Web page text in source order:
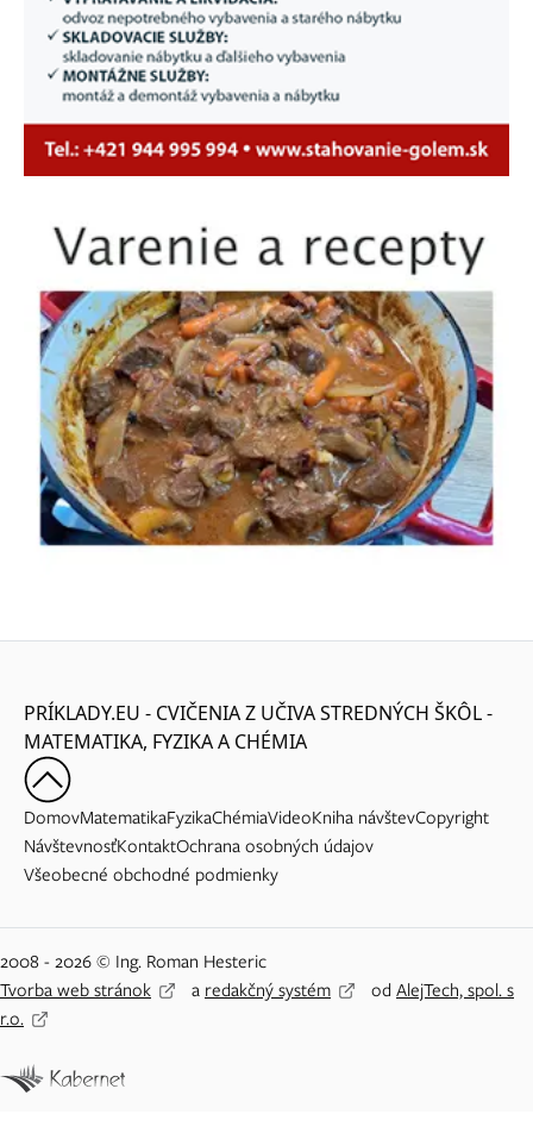
PRÍKLADY.EU - CVIČENIA Z UČIVA STREDNÝCH ŠKÔL -
MATEMATIKA, FYZIKA A CHÉMIA
DomovMatematikaFyzikaChémiaVideoKniha návštevCopyright
NávštevnosťKontaktOchrana osobných údajov
Všeobecné obchodné podmienky
2008 - 2026 © Ing. Roman Hesteric
Tvorba web stránok
aredakčný systém od AlejTech, spol. s
r.o.